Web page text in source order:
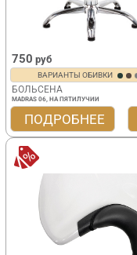
750 руб
ВАРИАНТЫ ОБИВКИ
БОЛЬСЕНА
MADRAS 06, НА ПЯТИЛУЧИИ
ПОДРОБНЕЕ